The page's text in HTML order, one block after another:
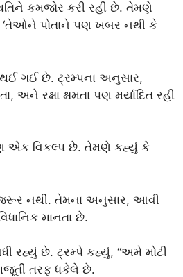
કમજોર કરી રહી છે. તેમણે
‘તેઓને પોતાને પણ ખબર નથી કે
ગઈ છે. ટ્રમ્પના અનુસાર,
અને રક્ષા ક્ષમતા પણ મર્યાદિત રહી
એક વિકલ્પ છે. તેમણે કહ્યું કે
નથી. તેમના અનુસાર, આવી
માનતા છે.
રહ્યું છે. ટ્રમ્પે કહ્યું, “અમે મોટી
તરફ ધકેલે છે.